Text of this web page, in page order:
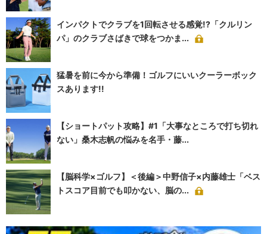
インパクトでクラブを1回転させる感覚!?「クルリン
パ」のクラブさばきで球をつかま...
猛暑を前に今から準備！ゴルフにいいクーラーボック
スあります!!
【ショートパット攻略】#1「大事なところで打ち切れ
ない」桑木志帆の悩みを名手・藤...
【脳科学×ゴルフ】＜後編＞中野信子×内藤雄士「ベス
トスコア目前でも叩かない、脳の...